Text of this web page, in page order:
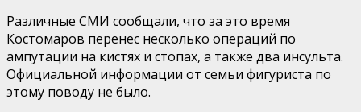
Различные СМИ сообщали, что за это время
Костомаров перенес несколько операций по
ампутации на кистях и стопах, а также два инсульта.
Официальной информации от семьи фигуриста по
этому поводу не было.